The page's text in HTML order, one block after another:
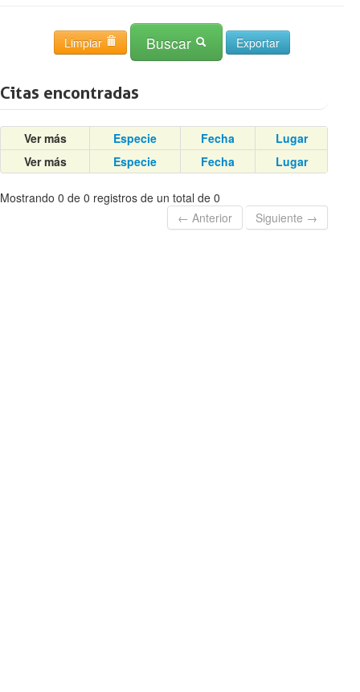
Limpiar Buscar
Citas encontradas
Ver más Especie Fecha
Lugar
Ver más
Especie Fecha Lugar
Mostrando 0 de 0 registros de un total de 0
← Anterior
Siguiente →